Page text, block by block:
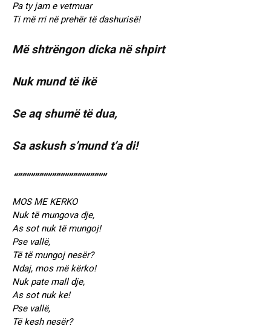
Pa ty jam e vetmuar
Ti më rri në prehër të dashurisë!
Më shtrëngon dicka në shpirt
Nuk mund të ikë
Se aq shumë të dua,
Sa askush s’mund t’a di!
“”””””””””””””””””””””
MOS ME KERKO
Nuk të mungova dje,
As sot nuk të mungoj!
Pse vallë,
Të të mungoj nesër?
Ndaj, mos më kërko!
Nuk pate mall dje,
As sot nuk ke!
Pse vallë,
Të kesh nesër?